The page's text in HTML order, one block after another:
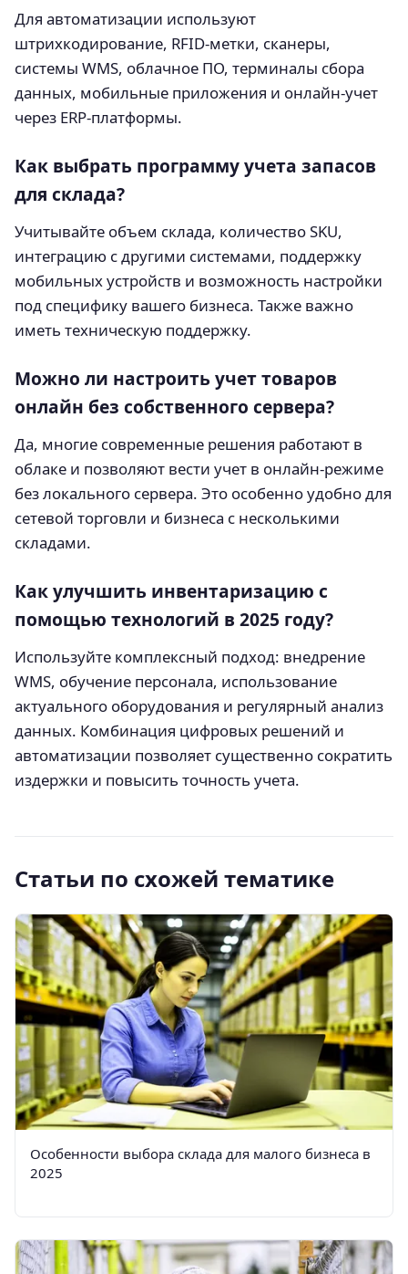
Для автоматизации используют
штрихкодирование, RFID-метки, сканеры,
системы WMS, облачное ПО, терминалы сбора
данных, мобильные приложения и онлайн-учет
через ERP-платформы.
Как выбрать программу учета запасов
для склада?
Учитывайте объем склада, количество SKU,
интеграцию с другими системами, поддержку
мобильных устройств и возможность настройки
под специфику вашего бизнеса. Также важно
иметь техническую поддержку.
Можно ли настроить учет товаров
онлайн без собственного сервера?
Да, многие современные решения работают в
облаке и позволяют вести учет в онлайн-режиме
без локального сервера. Это особенно удобно для
сетевой торговли и бизнеса с несколькими
складами.
Как улучшить инвентаризацию с
помощью технологий в 2025 году?
Используйте комплексный подход: внедрение
WMS, обучение персонала, использование
актуального оборудования и регулярный анализ
данных. Комбинация цифровых решений и
автоматизации позволяет существенно сократить
издержки и повысить точность учета.
Статьи по схожей тематике
Особенности выбора склада для малого бизнеса в
2025